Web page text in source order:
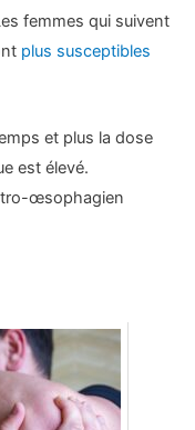
femmes qui suivent
plus susceptibles
et plus la dose
est élevé.
œsophagien